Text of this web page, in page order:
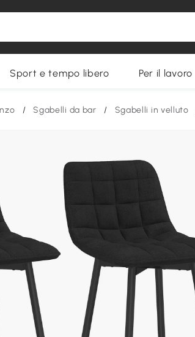
Sport e tempo libero Per il lavoro
/ Sgabelli da bar / Sgabelli in velluto